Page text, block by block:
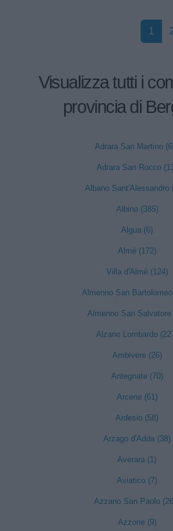
1
Visualizza tutti i
provincia di
Adrara San Martino
Adrara San Rocco
Albano Sant'Alessandro
Albino (385)
Algua (6)
Almè (172)
Villa d'Almè (124)
Almenno San
Almenno San Salvatore
Alzano Lombardo
Ambivere (26)
Antegnate (70)
Arcene (61)
Ardesio (58)
Arzago d'Adda (38)
Averara (1)
Aviatico (7)
Azzano San Paolo
Azzone (9)